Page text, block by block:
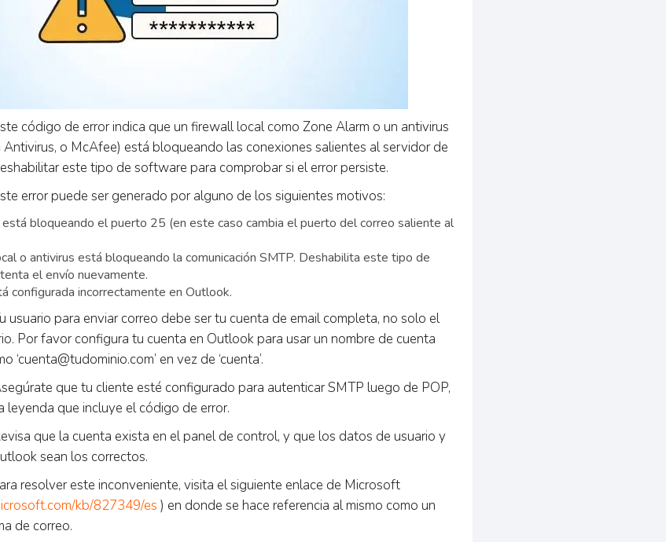
código de error indica que un firewall local como Zone Alarm o un antivirus
o McAfee) está bloqueando las conexiones salientes al servidor de
este tipo de software para comprobar si el error persiste.
error puede ser generado por alguno de los siguientes motivos:
bloqueando el puerto 25 (en este caso cambia el puerto del correo saliente al
o antivirus está bloqueando la comunicación SMTP. Deshabilita este tipo de
el envío nuevamente.
configurada incorrectamente en Outlook.
usuario para enviar correo debe ser tu cuenta de email completa, no solo el
Por favor configura tu cuenta en Outlook para usar un nombre de cuenta
‘cuenta@tudominio.com’ en vez de ‘cuenta’.
que tu cliente esté configurado para autenticar SMTP luego de POP,
leyenda que incluye el código de error.
que la cuenta exista en el panel de control, y que los datos de usuario y
sean los correctos.
resolver este inconveniente, visita el siguiente enlace de Microsoft
kb/827349/es ) en donde se hace referencia al mismo como un
de correo.